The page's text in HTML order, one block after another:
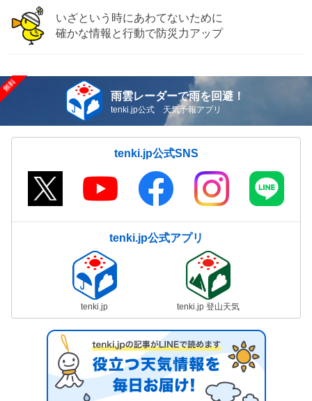
いざという時にあわてないために
確かな情報と行動で防災力アップ
雨雲レーダーで雨を回避！
tenki.jp公式 天気予報アプリ
tenki.jp公式SNS
tenki.jp公式アプリ
tenki.jp tenki.jp 登山天気